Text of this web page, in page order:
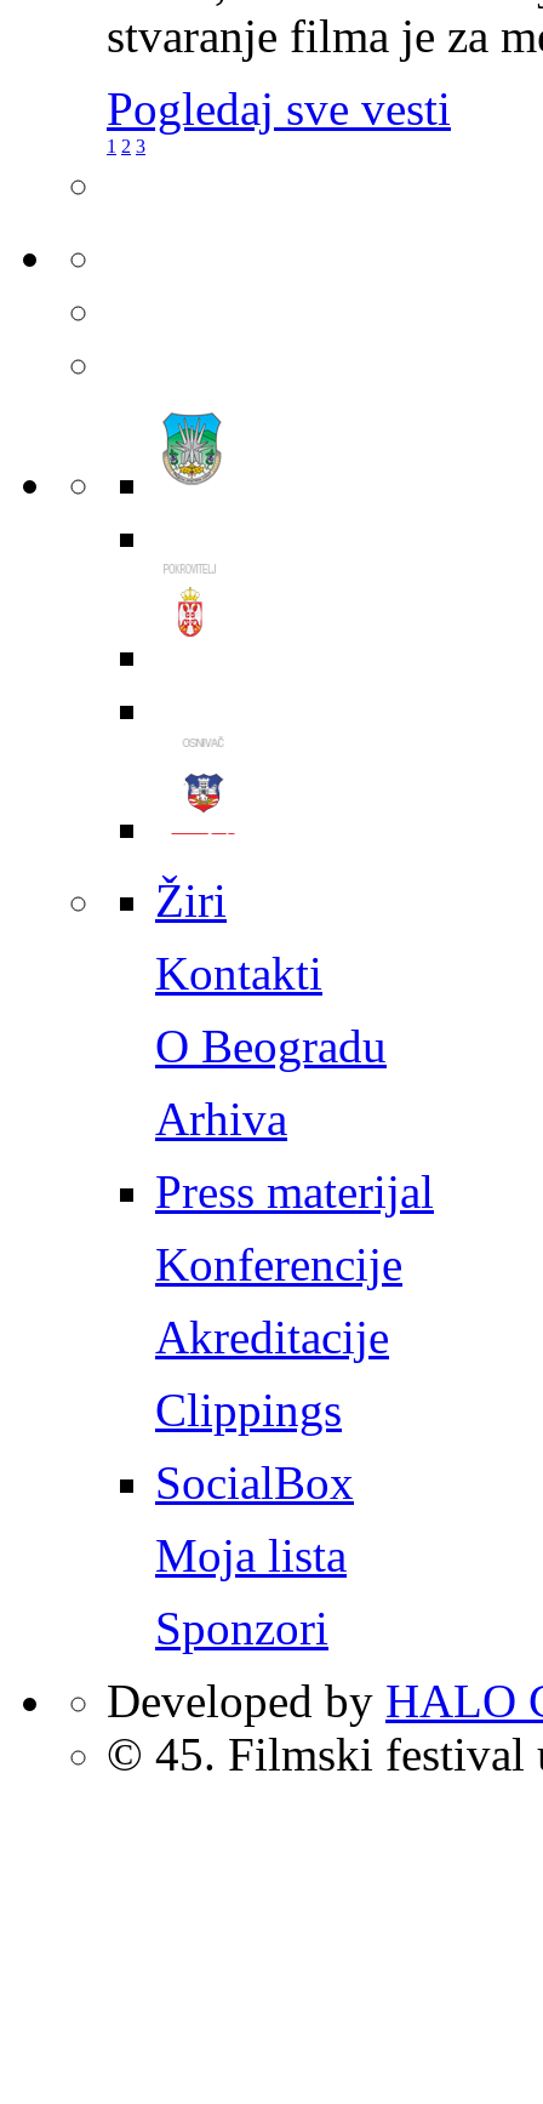
stvaranje filma je za
Pogledaj sve vesti
1 2 3
Žiri
Kontakti
O Beogradu
Arhiva
Press materijal
Konferencije
Akreditacije
Clippings
SocialBox
Moja lista
Sponzori
Developed by HALO
© 45. Filmski festival